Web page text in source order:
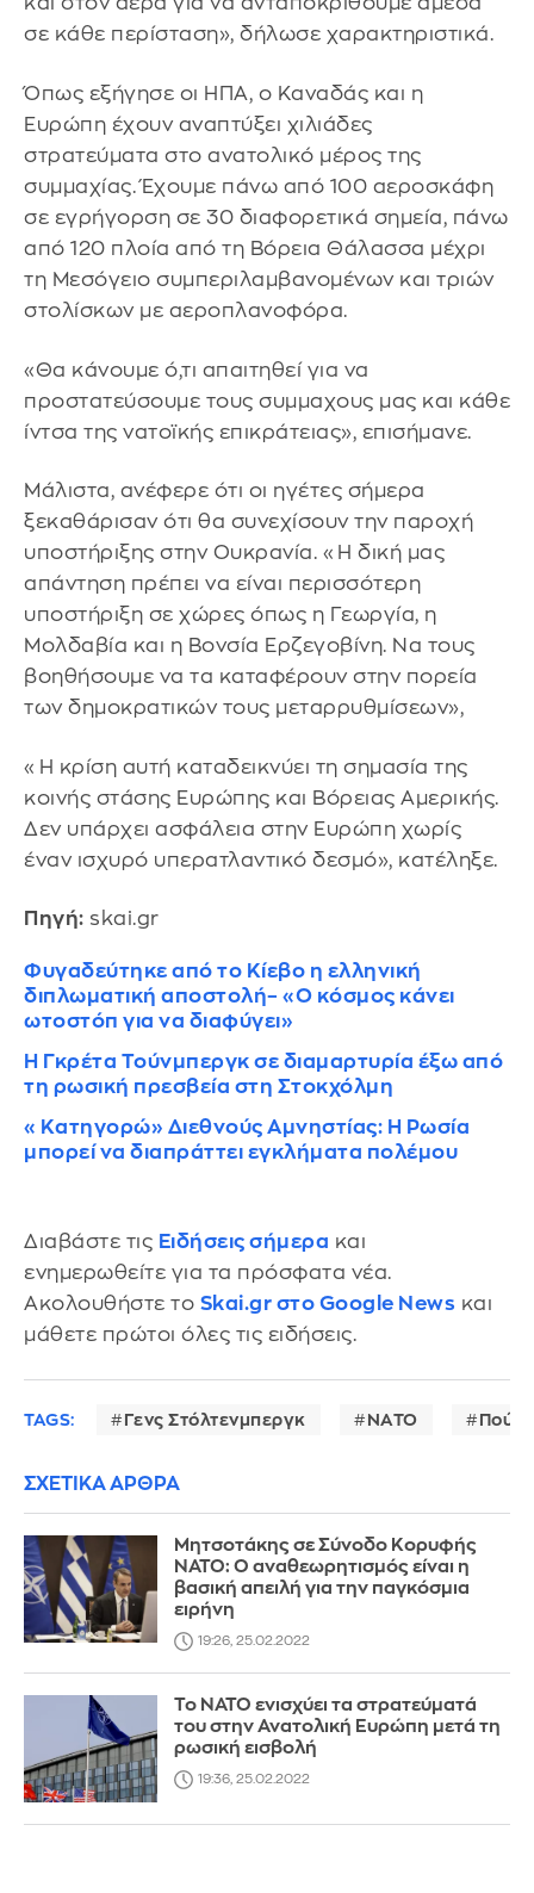
σε κάθε περίσταση», δήλωσε χαρακτηριστικά.
Όπως εξήγησε οι ΗΠΑ, ο Καναδάς και η
Ευρώπη έχουν αναπτύξει χιλιάδες
στρατεύματα στο ανατολικό μέρος της
συμμαχίας. Έχουμε πάνω από 100 αεροσκάφη
σε εγρήγορση σε 30 διαφορετικά σημεία, πάνω
από 120 πλοία από τη Βόρεια Θάλασσα μέχρι
τη Μεσόγειο συμπεριλαμβανομένων και τριών
στολίσκων με αεροπλανοφόρα.
«Θα κάνουμε ό,τι απαιτηθεί για να
προστατεύσουμε τους συμμαχους μας και κάθε
ίντσα της νατοϊκής επικράτειας», επισήμανε.
Μάλιστα, ανέφερε ότι οι ηγέτες σήμερα
ξεκαθάρισαν ότι θα συνεχίσουν την παροχή
υποστήριξης στην Ουκρανία. «Η δική μας
απάντηση πρέπει να είναι περισσότερη
υποστήριξη σε χώρες όπως η Γεωργία, η
Μολδαβία και η Βονσία Ερζεγοβίνη. Να τους
βοηθήσουμε να τα καταφέρουν στην πορεία
των δημοκρατικών τους μεταρρυθμίσεων»,
«Η κρίση αυτή καταδεικνύει τη σημασία της
κοινής στάσης Ευρώπης και Βόρειας Αμερικής.
Δεν υπάρχει ασφάλεια στην Ευρώπη χωρίς
έναν ισχυρό υπερατλαντικό δεσμό», κατέληξε.
Πηγή: skai.gr
Φυγαδεύτηκε από το Κίεβο η ελληνική
διπλωματική αποστολή– «Ο κόσμος κάνει
ωτοστόπ για να διαφύγει»
Η Γκρέτα Τούνμπεργκ σε διαμαρτυρία έξω από
τη ρωσική πρεσβεία στη Στοκχόλμη
«Κατηγορώ» Διεθνούς Αμνηστίας: Η Ρωσία
μπορεί να διαπράττει εγκλήματα πολέμου
Διαβάστε τις Ειδήσεις σήμερα και
ενημερωθείτε για τα πρόσφατα νέα.
Ακολουθήστε το Skai.gr στο Google News και
μάθετε πρώτοι όλες τις ειδήσεις.
TAGS: Γενς Στόλτενμπεργκ ΝΑΤΟ
ΣΧΕΤΙΚΑ ΑΡΘΡΑ
Μητσοτάκης σε Σύνοδο Κορυφής
ΝΑΤΟ: Ο αναθεωρητισμός είναι η
βασική απειλή για την παγκόσμια
ειρήνη
19:26, 25.02.2022
Το ΝΑΤΟ ενισχύει τα στρατεύματά
του στην Ανατολική Ευρώπη μετά τη
ρωσική εισβολή
19:36, 25.02.2022